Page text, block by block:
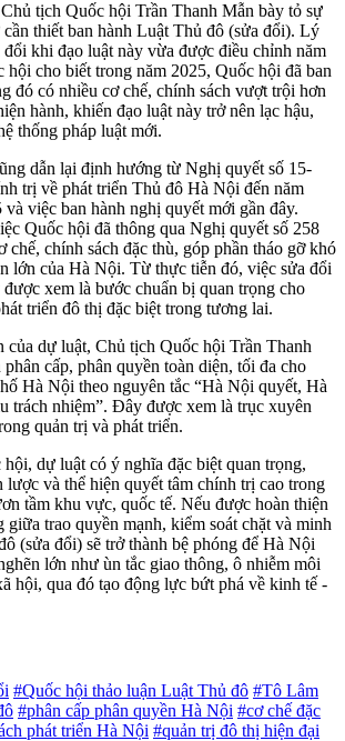
tịch Quốc hội Trần Thanh Mẫn bày tỏ sự
thiết ban hành Luật Thủ đô (sửa đổi). Lý
khi đạo luật này vừa được điều chỉnh năm
hội cho biết trong năm 2025, Quốc hội đã ban
đó có nhiều cơ chế, chính sách vượt trội hơn
hành, khiến đạo luật này trở nên lạc hậu,
thống pháp luật mới.
dẫn lại định hướng từ Nghị quyết số 15-
trị về phát triển Thủ đô Hà Nội đến năm
việc ban hành nghị quyết mới gần đây.
Quốc hội đã thông qua Nghị quyết số 258
chế, chính sách đặc thù, góp phần tháo gỡ khó
lớn của Hà Nội. Từ thực tiễn đó, việc sửa đổi
xem là bước chuẩn bị quan trọng cho
triển đô thị đặc biệt trong tương lai.
của dự luật, Chủ tịch Quốc hội Trần Thanh
cấp, phân quyền toàn diện, tối đa cho
Hà Nội theo nguyên tắc “Hà Nội quyết, Hà
trách nhiệm”. Đây được xem là trục xuyên
quản trị và phát triển.
dự luật có ý nghĩa đặc biệt quan trọng,
lược và thể hiện quyết tâm chính trị cao trong
tầm khu vực, quốc tế. Nếu được hoàn thiện
giữa trao quyền mạnh, kiểm soát chặt và minh
(sửa đổi) sẽ trở thành bệ phóng để Hà Nội
lớn như ùn tắc giao thông, ô nhiễm môi
hội, qua đó tạo động lực bứt phá về kinh tế -
#Quốc hội thảo luận Luật Thủ đô #Tô Lâm
#phân cấp phân quyền Hà Nội #cơ chế đặc
phát triển Hà Nội #quản trị đô thị hiện đại